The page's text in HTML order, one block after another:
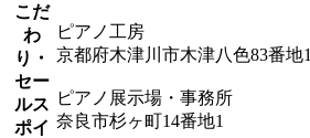
こだ
わ
り・
セー
ルス
ポイ
ピアノ工房
京都府木津川市木津八色83番地1
ピアノ展示場・事務所
奈良市杉ヶ町14番地1